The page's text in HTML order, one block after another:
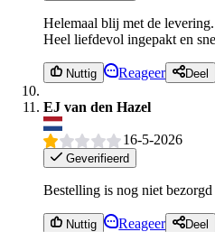
Helemaal blij met de
Heel liefdevol ingepakt en
Nuttig Reageer Deel
EJ van den Hazel
16-5-2026
Geverifieerd
Bestelling is nog niet bezorgd
Nuttig Reageer Deel